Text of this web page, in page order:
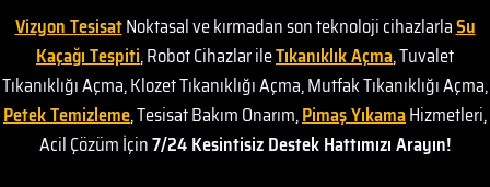
Vizyon TesisatNoktasal ve kırmadan son teknoloji cihazlarlaSu
Kaçağı Tespiti, Robot Cihazlar ileTıkanıklık Açma, Tuvalet
Tıkanıklığı Açma, Klozet Tıkanıklığı Açma, Mutfak Tıkanıklığı Açma,
Petek Temizleme, Tesisat Bakım Onarım,Pimaş YıkamaHizmetleri,
Acil Çözüm İçin7/24 Kesintisiz Destek Hattımızı Arayın!